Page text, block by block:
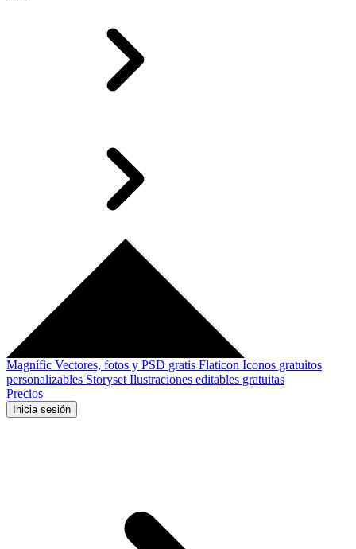
Magnific Vectores, fotos y PSD gratis Flaticon Iconos gratuitos
personalizables Storyset Ilustraciones editables gratuitas
Precios
Inicia sesión